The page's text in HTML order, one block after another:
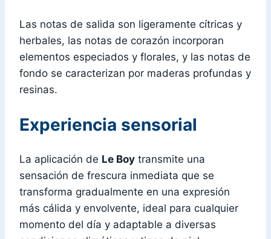
Las notas de salida son ligeramente cítricas y
herbales, las notas de corazón incorporan
elementos especiados y florales, y las notas de
fondo se caracterizan por maderas profundas y
resinas.
Experiencia sensorial
La aplicación de Le Boy transmite una
sensación de frescura inmediata que se
transforma gradualmente en una expresión
más cálida y envolvente, ideal para cualquier
momento del día y adaptable a diversas